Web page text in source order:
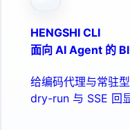
HENGSHI CLI
面向 AI Agent 的
给编码代理与常驻
dry-run 与 SSE 回